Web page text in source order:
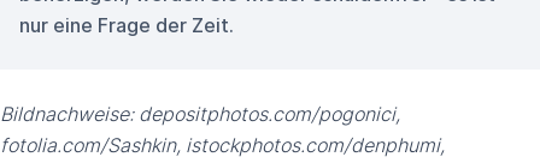
nur eine Frage der Zeit.
Bildnachweise: depositphotos.com/pogonici,
fotolia.com/Sashkin, istockphotos.com/denphumi,